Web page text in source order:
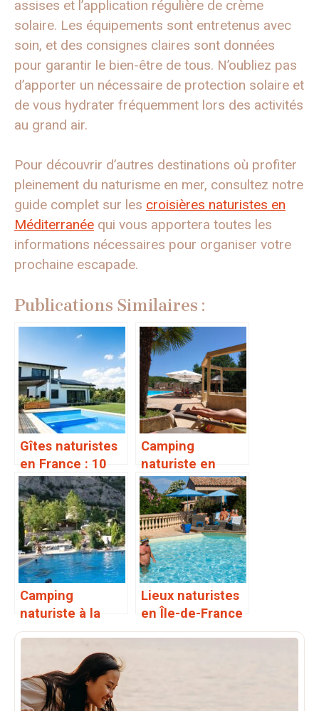
assises et l’application régulière de crème
solaire. Les équipements sont entretenus avec
soin, et des consignes claires sont données
pour garantir le bien-être de tous. N’oubliez pas
d’apporter un nécessaire de protection solaire et
de vous hydrater fréquemment lors des activités
au grand air.
Pour découvrir d’autres destinations où profiter
pleinement du naturisme en mer, consultez notre
guide complet sur les croisières naturistes en
Méditerranée qui vous apportera toutes les
informations nécessaires pour organiser votre
prochaine escapade.
Publications Similaires :
Gîtes naturistes
en France : 10
lieux uniques
pour se
reconnecter
dans
l’authenticité
Camping
naturiste en
Dordogne :
nature et calme
Camping
naturiste à la
montagne : est-
ce possible ?
Lieux naturistes
en Île-de-France